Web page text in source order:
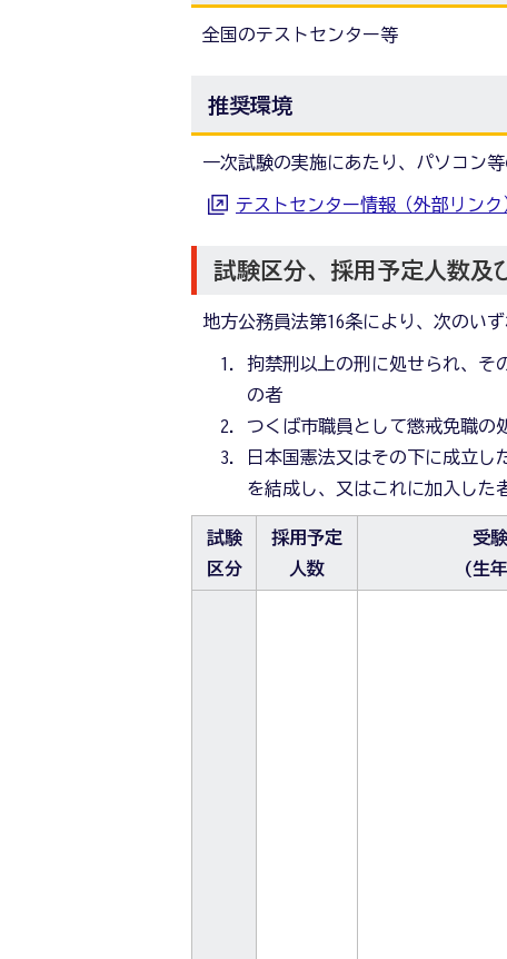
全国のテストセンター等
推奨環境
一次試験の実施にあたり、パソコン
テストセンター情報（外部リンク
試験区分、採用予定人数及
地方公務員法第16条により、次のい
拘禁刑以上の刑に処せられ、そ
の者
つくば市職員として懲戒免職の
日本国憲法又はその下に成立し
を結成し、又はこれに加入した
試験
区分
採用予定
人数
受
(生